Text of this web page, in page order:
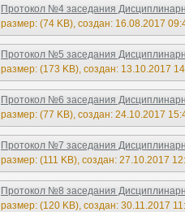
Протокол №4 заседания
размер: (74 KB), создан: 16.08.2017
Протокол №5 заседания
размер: (173 KB), создан: 13.10.2017
Протокол №6 заседания
размер: (77 KB), создан: 24.10.2017
Протокол №7 заседания
размер: (111 KB), создан: 27.10.2017
Протокол №8 заседания
размер: (120 KB), создан: 30.11.2017